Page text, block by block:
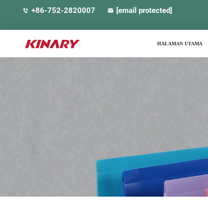
+86-752-2820007 [email protected]
HALAMAN UTAMA